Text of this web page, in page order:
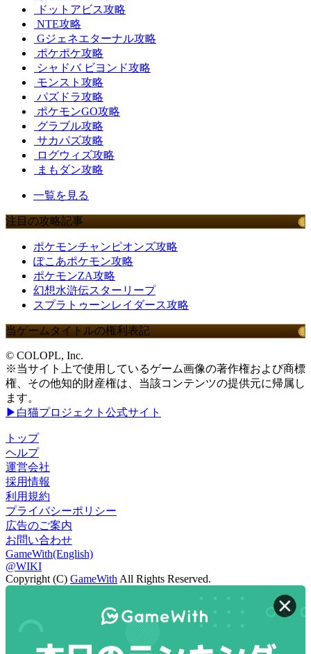
ドットアビス攻略
NTE攻略
Gジェネエターナル攻略
ポケポケ攻略
シャドバ ビヨンド攻略
モンスト攻略
パズドラ攻略
ポケモンGO攻略
グラブル攻略
サカパズ攻略
ログウィズ攻略
まもダン攻略
一覧を見る
注目の攻略記事
ポケモンチャンピオンズ攻略
ぽこあポケモン攻略
ポケモンZA攻略
幻想水滸伝スターリープ
スプラトゥーンレイダース攻略
当ゲームタイトルの権利表記
© COLOPL, Inc.
※当サイト上で使用しているゲーム画像の著作権および商標
権、その他知的財産権は、当該コンテンツの提供元に帰属し
ます。
▶白猫プロジェクト公式サイト
トップ
ヘルプ
運営会社
採用情報
利用規約
プライバシーポリシー
広告のご案内
お問い合わせ
GameWith(English)
@WIKI
Copyright (C) GameWith All Rights Reserved.